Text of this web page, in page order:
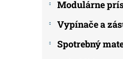
Modulárne
Vypínače a
Spotrebný